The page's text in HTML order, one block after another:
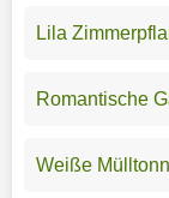
Lila
Romantische
Weiße